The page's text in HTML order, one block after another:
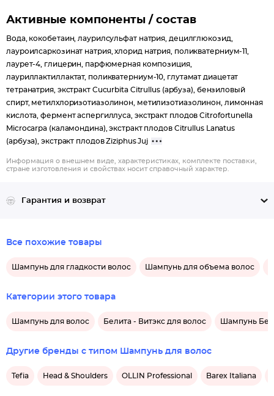
Активные компоненты / состав
Вода, кокобетаин, лаурилсульфат натрия, децилглюкозид,
лауроилсаркозинат натрия, хлорид натрия, поликватерниум-11,
лаурет-4, глицерин, парфюмерная композиция,
лауриллактиллактат, поликватерниум-10, глутамат диацетат
тетранатрия, экстракт Cucurbita Citrullus (арбуза), бензиловый
спирт, метилхлоризотиазолинон, метилизотиазолинон, лимонная
кислота, фермент аспергиллуса, экстракт плодов Citrofortunella
Microcarpa (каламондина), экстракт плодов Citrullus Lanatus
(арбуза), экстракт плодов Ziziphus Juj
Информация о внешнем виде, характеристиках, комплекте поставки,
стране изготовления и свойствах носит справочный характер.
Гарантия и возврат
Все похожие товары
Шампунь для гладкости волос Шампунь для объема волос
Категории этого товара
Шампунь для волос Белита - Витэкс для волос Шампунь
Другие бренды с типом Шампунь для волос
Tefia Head & Shoulders OLLIN Professional Barex Italiana